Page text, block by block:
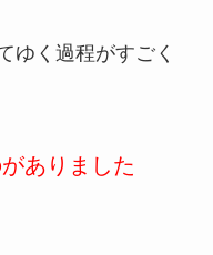
ゆく過程がすごく
ありました